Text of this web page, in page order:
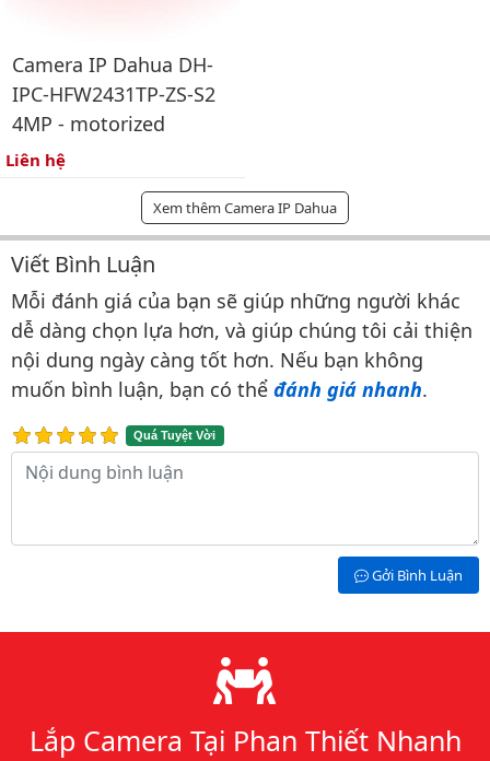
Camera IP Dahua DH-
IPC-HFW2431TP-ZS-S2
4MP - motorized
Liên hệ
Xem thêm Camera IP Dahua
Bình luận & Đánh giá
Viết Bình Luận
Mỗi đánh giá của bạn sẽ giúp những người khác
dễ dàng chọn lựa hơn, và giúp chúng tôi cải thiện
nội dung ngày càng tốt hơn. Nếu bạn không
muốn bình luận, bạn có thể đánh giá nhanh.
Quá Tuyệt Vời
Nội dung bình luận
Gởi Bình Luận
Lý do chọn chúng tôi
Lắp Camera Tại Phan Thiết Nhanh